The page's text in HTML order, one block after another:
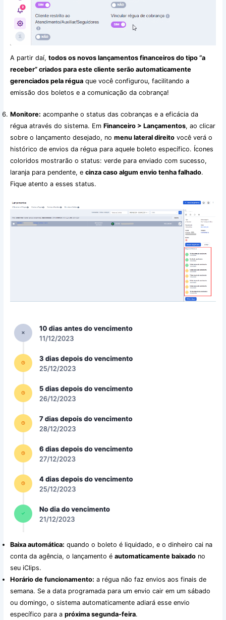
A partir daí, todos os novos lançamentos financeiros do tipo “a
receber” criados para este cliente serão automaticamente
gerenciados pela réguaque você configurou, facilitando a
emissão dos boletos e a comunicação da cobrança!
Monitore: acompanhe o status das cobranças e a eficácia da
régua através do sistema. Em Financeiro > Lançamentos, ao clicar
sobre o lançamento desejado, no menu lateral direitovocê verá o
histórico de envios da régua para aquele boleto específico. Ícones
coloridos mostrarão o status: verde para enviado com sucesso,
laranja para pendente, e cinza caso algum envio tenha falhado.
Fique atento a esses status.
Baixa automática: quando o boleto é liquidado, e o dinheiro cai na
conta da agência, o lançamento é automaticamente baixadono
seu iClips.
Horário de funcionamento: a régua não faz envios aos finais de
semana. Se a data programada para um envio cair em um sábado
ou domingo, o sistema automaticamente adiará esse envio
específico para a próxima segunda-feira.